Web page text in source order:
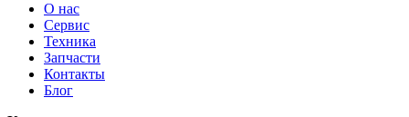
О нас
Сервис
Техника
Запчасти
Контакты
Блог